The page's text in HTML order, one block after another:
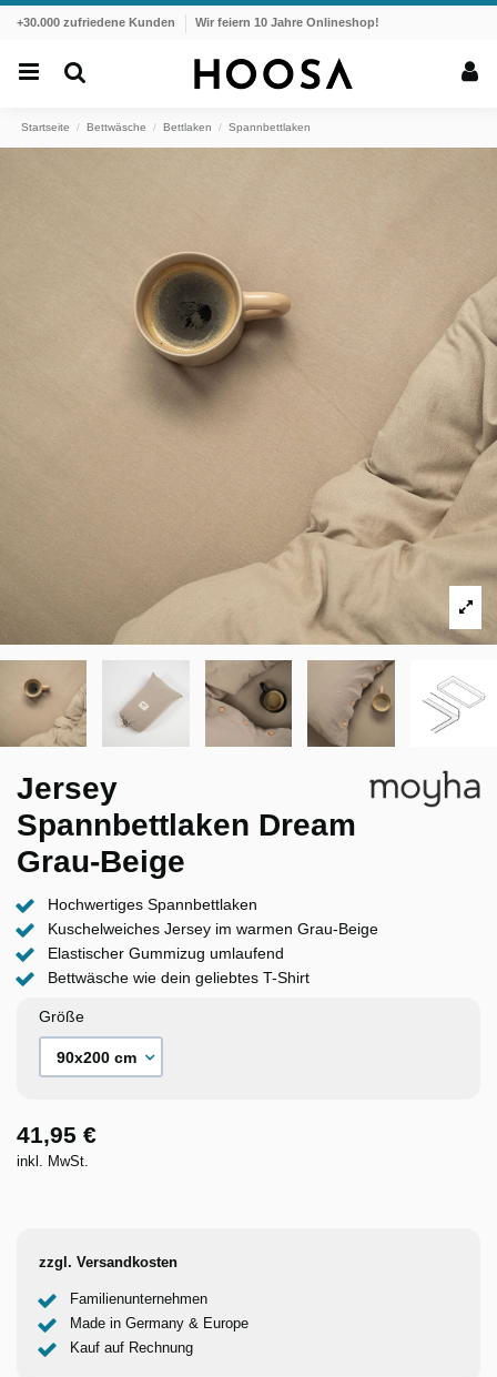
+30.000 zufriedene Kunden Wir feiern 10 Jahre Onlineshop!
Startseite Bettwäsche Bettlaken Spannbettlaken
Jersey
Spannbettlaken Dream
Grau-Beige
Hochwertiges Spannbettlaken
Kuschelweiches Jersey im warmen Grau-Beige
Elastischer Gummizug umlaufend
Bettwäsche wie dein geliebtes T-Shirt
Größe
41,95 €
inkl. MwSt.
zzgl. Versandkosten
Familienunternehmen
Made in Germany & Europe
Kauf auf Rechnung